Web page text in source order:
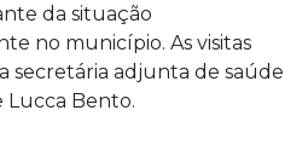
da situação
no município. As visitas
secretária adjunta de saúde
Lucca Bento.